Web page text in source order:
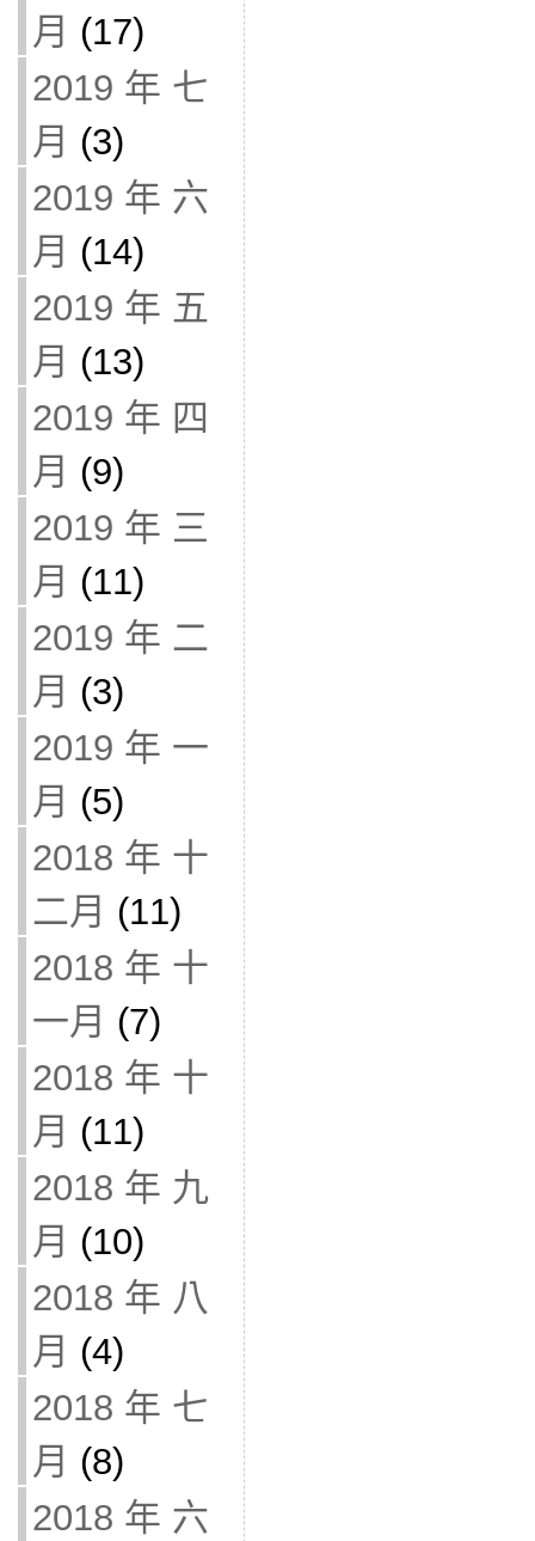
月 (17)
2019 年 七
月 (3)
2019 年 六
月 (14)
2019 年 五
月 (13)
2019 年 四
月 (9)
2019 年 三
月 (11)
2019 年 二
月 (3)
2019 年 一
月 (5)
2018 年 十
二月 (11)
2018 年 十
一月 (7)
2018 年 十
月 (11)
2018 年 九
月 (10)
2018 年 八
月 (4)
2018 年 七
月 (8)
2018 年 六